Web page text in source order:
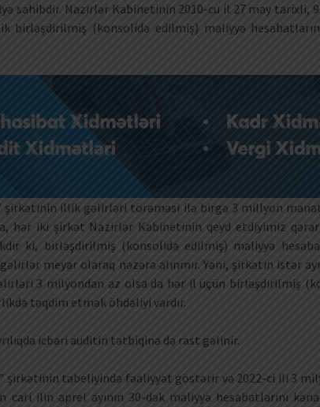
sahibdir. Nazirlər Kabinetinin 2010-cu il 27 may tarixli,
birləşdirilmiş (konsolidə edilmiş) maliyyə
şirkətinin illik gəlirləri törəməsi ilə birgə 3 millyon
hər iki şirkət Nazirlər Kabinetinin qeyd etdiyimiz
ki, birləşdirilmiş (konsolidə edilmiş) maliyyə
meyar olaraq nəzərə alınmır. Yəni, şirkətin istər
3 milyondan az olsa da hər il üçün birləşdirilmiş
təqdim etmək öhdəliyi vardır.
icbari auditin tətbiqinə də rast gəlinir.
şirkətinin tabeliyində fəaliyyət göstərir və 2022-ci ili 3
cari ilin aprel ayının 30-dək maliyyə hesabatlarını